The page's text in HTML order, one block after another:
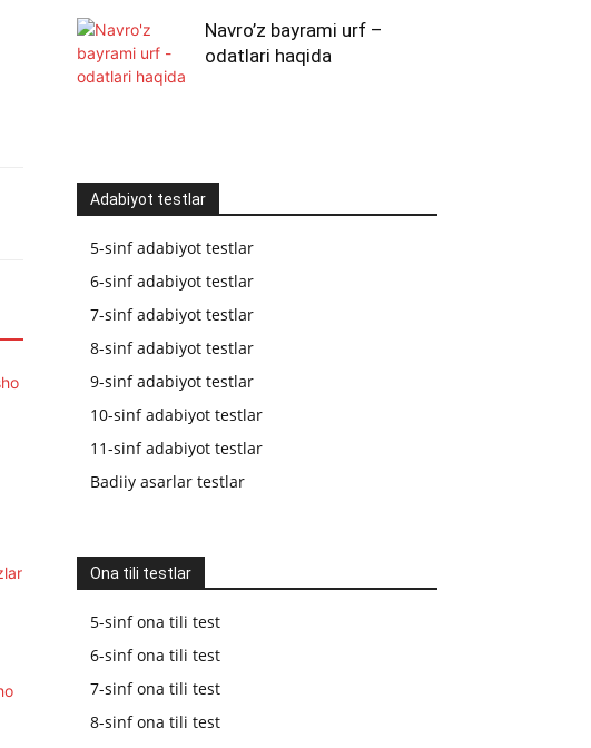
Navro’z bayrami urf –
odatlari haqida
Adabiyot testlar
5-sinf adabiyot testlar
6-sinf adabiyot testlar
7-sinf adabiyot testlar
8-sinf adabiyot testlar
9-sinf adabiyot testlar
10-sinf adabiyot testlar
11-sinf adabiyot testlar
Badiiy asarlar testlar
Ona tili testlar
5-sinf ona tili test
6-sinf ona tili test
7-sinf ona tili test
8-sinf ona tili test